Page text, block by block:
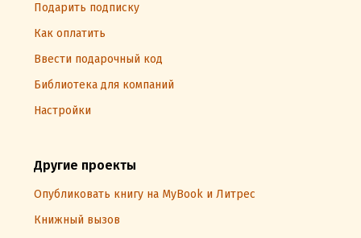
Подарить подписку
Как оплатить
Ввести подарочный код
Библиотека для компаний
Настройки
Другие проекты
Опубликовать книгу на MyBook и Литрес
Книжный вызов